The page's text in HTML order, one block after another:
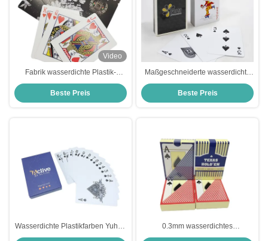
Video
Fabrik wasserdichte Plastik-
Spielkarten Custom Printing
Design langlebige arabische
PVC-Spielkarten
Beste Preis
Maßgeschneiderte wasserdichte
Plastik-Spielkarten mit eigener
Logo-Druck in großen Mengen
Beste Preis
Wasserdichte Plastikfarben Yuhua
spielkarte-CMYK PMS
0.3mm wasserdichtes
Plastikspielkarte Pantone-